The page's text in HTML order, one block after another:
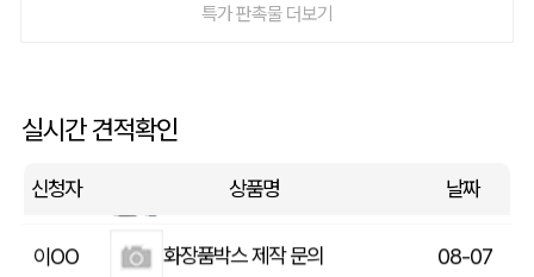
특가 판촉물 더보기
실시간 견적확인
신청자 상품명 날짜
윤OO
송OO 08-07
이OO 화장품박스 제작 문의 08-07